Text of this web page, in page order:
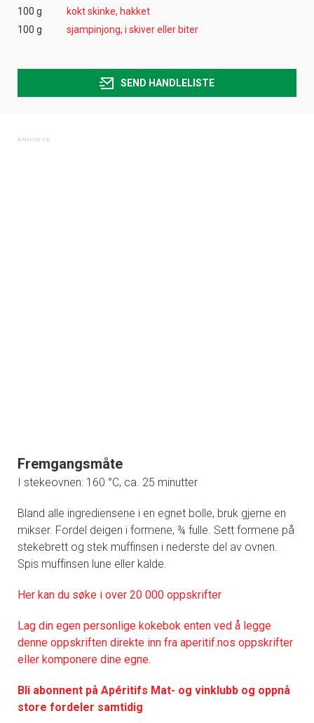
100 g
kokt skinke, hakket
100 g
sjampinjong, i skiver eller biter
SEND HANDLELISTE
Fremgangsmåte
I stekeovnen: 160 °C, ca. 25 minutter
Bland alle ingrediensene i en egnet bolle, bruk gjerne en
mikser. Fordel deigen i formene, ¾ fulle. Sett formene på
stekebrett og stek muffinsen i nederste del av ovnen.
Spis muffinsen lune eller kalde.
Her kan du søke i over 20 000 oppskrifter
Lag din egen personlige kokebok enten ved å legge
denne oppskriften direkte inn fra aperitif.nos oppskrifter
eller komponere dine egne.
Bli abonnent på Apéritifs Mat- og vinklubb og oppnå
store fordeler samtidig